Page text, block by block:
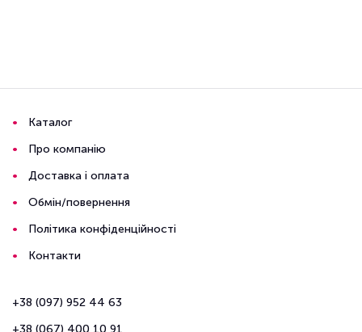
Каталог
Про компанію
Доставка і оплата
Обмін/повернення
Політика конфіденційності
Контакти
+38 (097) 952 44 63
+38 (067) 400 10 91